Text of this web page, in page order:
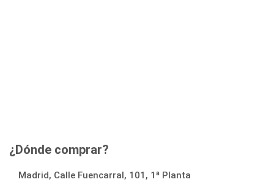
¿Dónde comprar?
Madrid, Calle Fuencarral, 101, 1ª Planta